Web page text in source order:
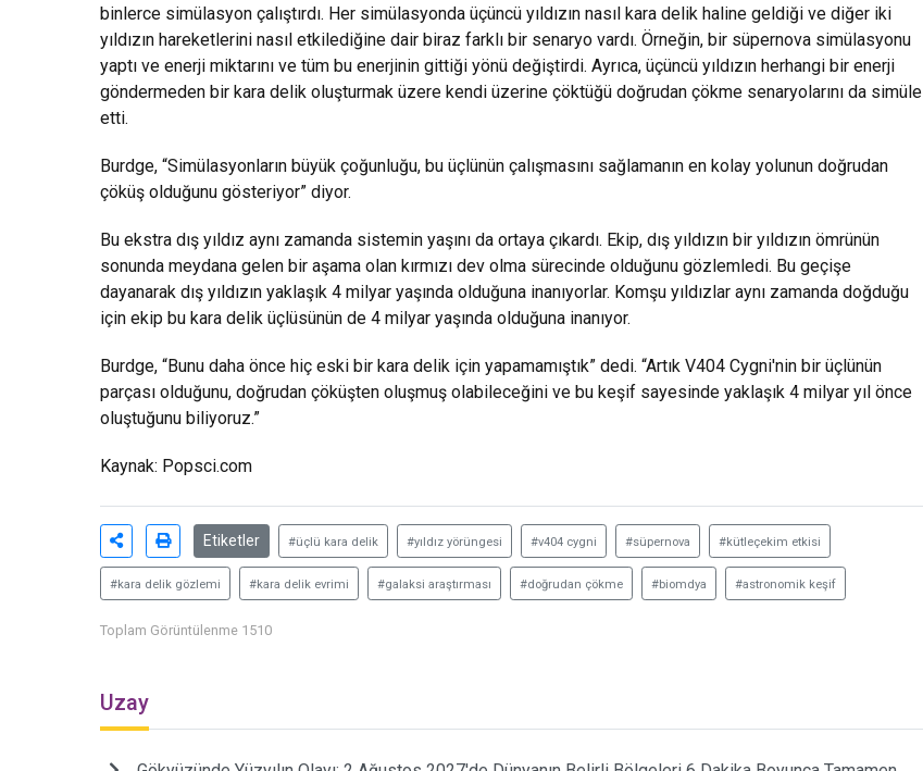
binlerce simülasyon çalıştırdı. Her simülasyonda üçüncü yıldızın nasıl kara delik haline geldiği ve diğer iki
yıldızın hareketlerini nasıl etkilediğine dair biraz farklı bir senaryo vardı. Örneğin, bir süpernova simülasyonu
yaptı ve enerji miktarını ve tüm bu enerjinin gittiği yönü değiştirdi. Ayrıca, üçüncü yıldızın herhangi bir enerji
göndermeden bir kara delik oluşturmak üzere kendi üzerine çöktüğü doğrudan çökme senaryolarını da simüle
etti.
Burdge, “Simülasyonların büyük çoğunluğu, bu üçlünün çalışmasını sağlamanın en kolay yolunun doğrudan
çöküş olduğunu gösteriyor” diyor.
Bu ekstra dış yıldız aynı zamanda sistemin yaşını da ortaya çıkardı. Ekip, dış yıldızın bir yıldızın ömrünün
sonunda meydana gelen bir aşama olan kırmızı dev olma sürecinde olduğunu gözlemledi. Bu geçişe
dayanarak dış yıldızın yaklaşık 4 milyar yaşında olduğuna inanıyorlar. Komşu yıldızlar aynı zamanda doğduğu
için ekip bu kara delik üçlüsünün de 4 milyar yaşında olduğuna inanıyor.
Burdge, “Bunu daha önce hiç eski bir kara delik için yapamamıştık” dedi. “Artık V404 Cygni'nin bir üçlünün
parçası olduğunu, doğrudan çöküşten oluşmuş olabileceğini ve bu keşif sayesinde yaklaşık 4 milyar yıl önce
oluştuğunu biliyoruz.”
Kaynak: Popsci.com
Etiketler #üçlü kara delik #yıldız yörüngesi #v404 cygni #süpernova #kütleçekim etkisi
#kara delik gözlemi #kara delik evrimi #galaksi araştırması #doğrudan çökme #biomdya #astronomik keşif
Toplam Görüntülenme 1510
Uzay